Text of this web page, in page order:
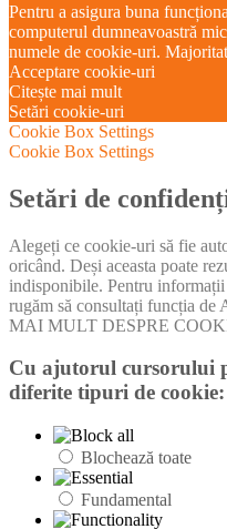
Pentru a asigura buna
computerul dumneavoastră
numele de cookie-uri.
Acceptare cookie-uri
Citește mai mult
Setări cookie-uri
Cookie Box Settings
Cookie Box Settings
Setări de
Alegeți ce cookie-uri să fie
oricând. Deși aceasta poate
indisponibile. Pentru informații
rugăm să consultați funcția
MAI MULT DESPRE
Cu ajutorul cursorului
diferite tipuri de cookie:
Blochează toate
Fundamental